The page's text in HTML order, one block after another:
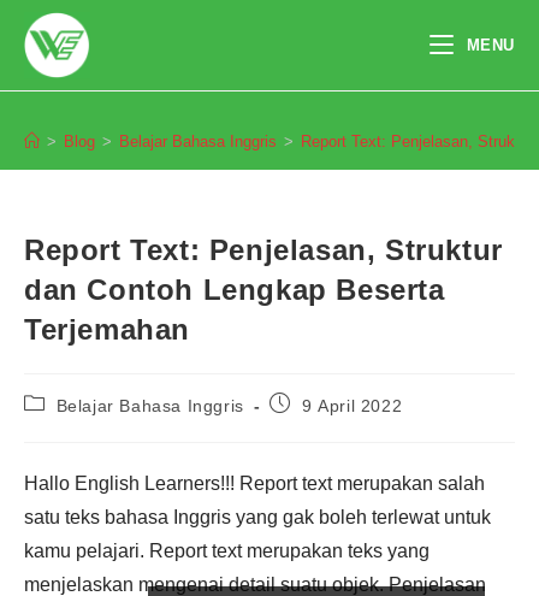
content
MENU
> Blog > Belajar Bahasa Inggris > Report Text: Penjelasan,
Report Text: Penjelasan, Struktur
dan Contoh Lengkap Beserta
Terjemahan
PostBelajar Bahasa Inggris
Post9 April 2022
Hallo English Learners!!! Report text merupakan salah
satu teks bahasa Inggris yang gak boleh terlewat untuk
kamu pelajari. Report text merupakan teks yang
menjelaskan mengenai detail suatu objek. Penjelasan